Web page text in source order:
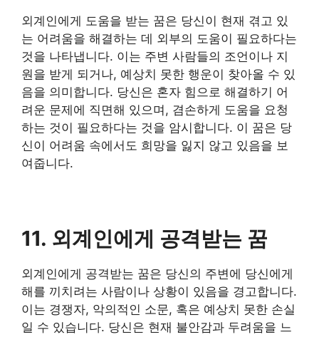
외계인에게 도움을 받는 꿈은 당신이 현재 겪고 있
는 어려움을 해결하는 데 외부의 도움이 필요하다는
것을 나타냅니다. 이는 주변 사람들의 조언이나 지
원을 받게 되거나, 예상치 못한 행운이 찾아올 수 있
음을 의미합니다. 당신은 혼자 힘으로 해결하기 어
려운 문제에 직면해 있으며, 겸손하게 도움을 요청
하는 것이 필요하다는 것을 암시합니다. 이 꿈은 당
신이 어려움 속에서도 희망을 잃지 않고 있음을 보
여줍니다.
11. 외계인에게 공격받는 꿈
외계인에게 공격받는 꿈은 당신의 주변에 당신에게
해를 끼치려는 사람이나 상황이 있음을 경고합니다.
이는 경쟁자, 악의적인 소문, 혹은 예상치 못한 손실
일 수 있습니다. 당신은 현재 불안감과 두려움을 느